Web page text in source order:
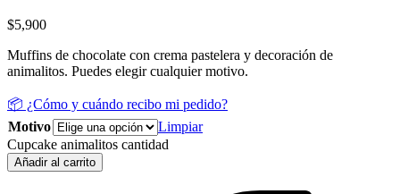
$5,900
Muffins de chocolate con crema pastelera y decoración de
animalitos. Puedes elegir cualquier motivo.
📦 ¿Cómo y cuándo recibo mi pedido?
Motivo
Limpiar
Cupcake animalitos cantidad
Añadir al carrito